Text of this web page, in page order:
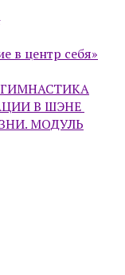
в центр себя»
В ШЭНЕ
МОДУЛЬ